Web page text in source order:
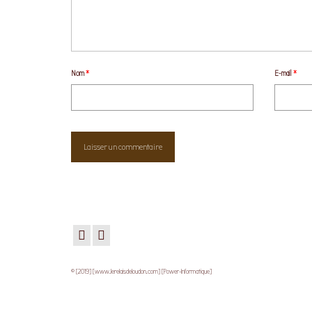
Nom* E-mail*
© [2019] [www.lerelaisdeloudon.com] [Power-Informatique]